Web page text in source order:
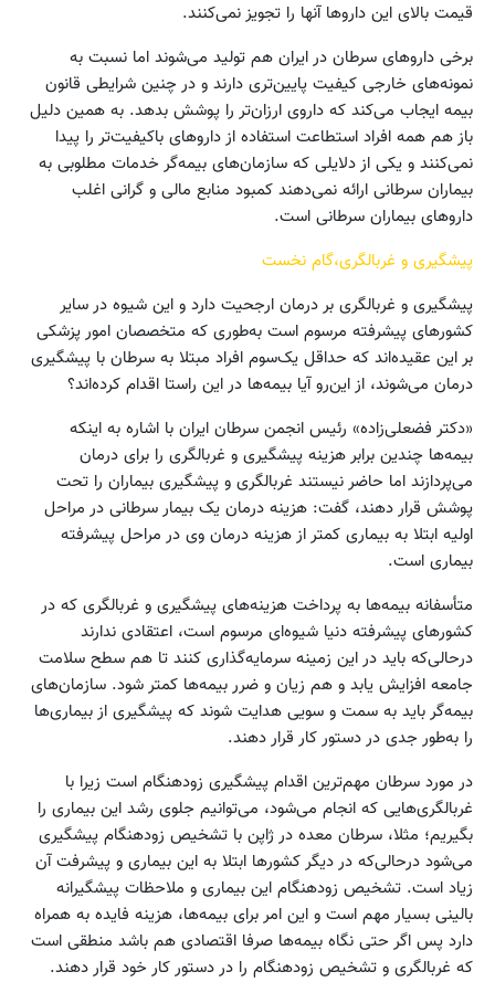
قیمت بالای این داروها آنها را تجویز نمی‌کنند.
برخی داروهای سرطان در ایران هم تولید می‌شوند اما نسبت به
نمونه‌های خارجی کیفیت پایین‌تری دارند و در چنین شرایطی قانون
بیمه ایجاب می‌کند که داروی ارزان‌تر را پوشش بدهد. به همین دلیل
باز هم همه افراد استطاعت استفاده از داروهای باکیفیت‌تر را پیدا
نمی‌کنند و یکی از دلایلی که سازمان‌های بیمه‌گر خدمات مطلوبی به
بیماران سرطانی ارائه نمی‌دهند کمبود منابع مالی و گرانی اغلب
داروهای بیماران سرطانی است.
پیشگیری و غربالگری،گام نخست
پیشگیری و غربالگری بر درمان ارجحیت دارد و این شیوه در سایر
کشورهای پیشرفته مرسوم است به‌طوری که متخصصان امور پزشکی
بر این عقیده‌اند که حداقل یک‌سوم افراد مبتلا به سرطان با پیشگیری
درمان می‌شوند، از این‌رو آیا بیمه‌ها در این راستا اقدام کرده‌اند؟
«دکتر فضعلی‌زاده» رئیس انجمن سرطان ایران با اشاره به اینکه
بیمه‌ها چندین برابر هزینه پیشگیری و غربالگری را برای درمان
می‌پردازند اما حاضر نیستند غربالگری و پیشگیری بیماران را تحت
پوشش قرار دهند، گفت: هزینه درمان یک بیمار سرطانی در مراحل
اولیه ابتلا به بیماری کمتر از هزینه درمان وی در مراحل پیشرفته
بیماری است.
متأسفانه بیمه‌ها به پرداخت هزینه‌های پیشگیری و غربالگری که در
کشورهای پیشرفته دنیا شیوه‌ای مرسوم است، اعتقادی ندارند
درحالی‌که باید در این زمینه سرمایه‌گذاری کنند تا هم سطح سلامت
جامعه افزایش یابد و هم زیان و ضرر بیمه‌ها کمتر شود. سازمان‌های
بیمه‌گر باید به سمت و سویی هدایت شوند که پیشگیری از بیماری‌ها
را به‌طور جدی در دستور کار قرار دهند.
در مورد سرطان مهم‌ترین اقدام پیشگیری زودهنگام است زیرا با
غربالگری‌هایی که انجام می‌شود، می‌توانیم جلوی رشد این بیماری را
بگیریم؛ مثلا، سرطان معده در ژاپن با تشخیص زودهنگام پیشگیری
می‌شود درحالی‌که در دیگر کشورها ابتلا به این بیماری و پیشرفت آن
زیاد است. تشخیص زودهنگام این بیماری و ملاحظات پیشگیرانه
بالینی بسیار مهم است و این امر برای بیمه‌ها، هزینه فایده به همراه
دارد پس اگر حتی نگاه بیمه‌ها صرفا اقتصادی هم باشد منطقی است
که غربالگری و تشخیص زودهنگام را در دستور کار خود قرار دهند.